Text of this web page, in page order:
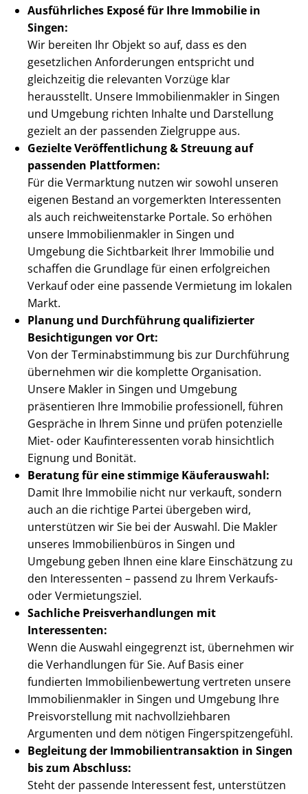
Ausführliches Exposé für Ihre Immobilie in
Singen:
Wir bereiten Ihr Objekt so auf, dass es den
gesetzlichen Anforderungen entspricht und
gleichzeitig die relevanten Vorzüge klar
herausstellt. Unsere Im­mo­bi­li­en­mak­ler in Singen
und Umgebung richten Inhalte und Darstellung
gezielt an der passenden Zielgruppe aus.
Gezielte Ver­öf­fent­li­chung & Streuung auf
passenden Plattformen:
Für die Vermarktung nutzen wir sowohl unseren
eigenen Bestand an vorgemerkten Interessenten
als auch reich­wei­ten­star­ke Portale. So erhöhen
unsere Im­mo­bi­li­en­mak­ler in Singen und
Umgebung die Sichtbarkeit Ihrer Immobilie und
schaffen die Grundlage für einen erfolgreichen
Verkauf oder eine passende Vermietung im lokalen
Markt.
Planung und Durchführung qualifizierter
Besichtigungen vor Ort:
Von der Ter­min­ab­stim­mung bis zur Durchführung
übernehmen wir die komplette Organisation.
Unsere Makler in Singen und Umgebung
präsentieren Ihre Immobilie professionell, führen
Gespräche in Ihrem Sinne und prüfen potenzielle
Miet- oder Kauf­in­ter­es­sen­ten vorab hinsichtlich
Eignung und Bonität.
Beratung für eine stimmige Käuferauswahl:
Damit Ihre Immobilie nicht nur verkauft, sondern
auch an die richtige Partei übergeben wird,
unterstützen wir Sie bei der Auswahl. Die Makler
unseres Immobilienbüros in Singen und
Umgebung geben Ihnen eine klare Einschätzung zu
den Interessenten – passend zu Ihrem Verkaufs-
oder Vermietungsziel.
Sachliche Preis­ver­hand­lun­gen mit
Interessenten:
Wenn die Auswahl eingegrenzt ist, übernehmen wir
die Verhandlungen für Sie. Auf Basis einer
fundierten Im­mo­bi­li­en­be­wer­tung vertreten unsere
Im­mo­bi­li­en­mak­ler in Singen und Umgebung Ihre
Preis­vor­stel­lung mit nach­voll­zieh­ba­ren
Argumenten und dem nötigen Fin­ger­spit­zen­ge­fühl.
Begleitung der Im­mo­bi­li­en­trans­ak­ti­on in Singen
bis zum Abschluss:
Steht der passende Interessent fest, unterstützen